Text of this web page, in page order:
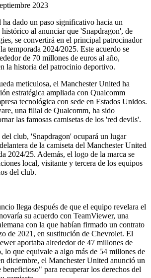
2023
dado un paso significativo hacia un
al anunciar que 'Snapdragon', de
se convertirá en el principal patrocinador
temporada 2024/2025. Este acuerdo se
de 70 millones de euros al año,
la historia del patrocinio deportivo.
meticulosa, el Manchester United ha
estratégica ampliada con Qualcomm
tecnológica con sede en Estados Unidos.
una filial de Qualcomm, ha sido
las famosas camisetas de los 'red devils'.
club, 'Snapdragon' ocupará un lugar
de la camiseta del Manchester United
2024/25. Además, el logo de la marca se
local, visitante y tercera de los equipos
del club.
llega después de que el equipo revelara el
su acuerdo con TeamViewer, una
con la que habían firmado un contrato
de 2021, en sustitución de Chevrolet. El
aportaba alrededor de 47 millones de
lo que equivale a algo más de 54 millones de
diciembre, el Manchester United anunció un
beneficioso" para recuperar los derechos del